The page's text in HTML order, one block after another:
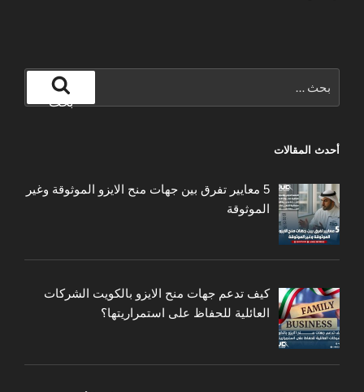
عن:
بحث
أحدث المقالات
5 معايير تفرق بين جهات منح الايزو الموثوقة وغير
الموثوقة
كيف تدعم جهات منح الايزو بالكويت الشركات
العائلية للحفاظ على استمراريتها؟